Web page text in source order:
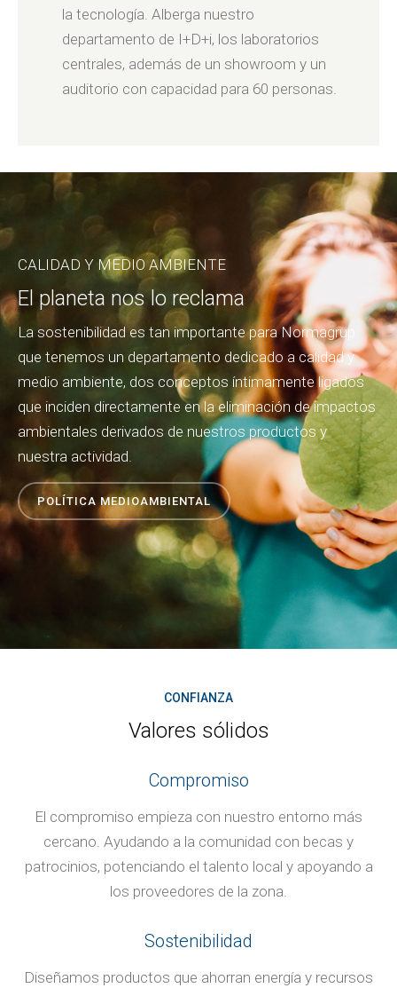
la tecnología. Alberga nuestro
departamento de I+D+i, los laboratorios
centrales, además de un showroom y un
auditorio con capacidad para 60 personas.
CALIDAD Y MEDIO AMBIENTE
El planeta nos lo reclama
La sostenibilidad es tan importante para Normagrup
que tenemos un departamento dedicado a calidad y
medio ambiente, dos conceptos íntimamente ligados
que inciden directamente en la eliminación de impactos
ambientales derivados de nuestros productos y
nuestra actividad.
POLÍTICA MEDIOAMBIENTAL
CONFIANZA
Valores sólidos
Compromiso
El compromiso empieza con nuestro entorno más
cercano. Ayudando a la comunidad con becas y
patrocinios, potenciando el talento local y apoyando a
los proveedores de la zona.
Sostenibilidad
Diseñamos productos que ahorran energía y recursos